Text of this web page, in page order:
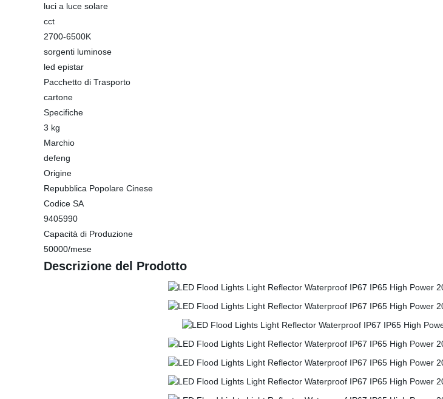
luci a luce solare
cct
2700-6500K
sorgenti luminose
led epistar
Pacchetto di Trasporto
cartone
Specifiche
3 kg
Marchio
defeng
Origine
Repubblica Popolare Cinese
Codice SA
9405990
Capacità di Produzione
50000/mese
Descrizione del Prodotto